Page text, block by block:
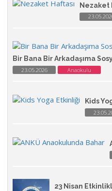
Nezaket
Bir Bana Bir Arkadaşıma
23.05.2026 Anaokulu
Kids
23 Nisan